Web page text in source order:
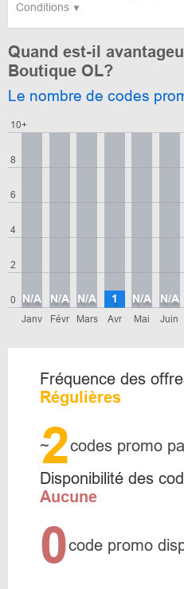
Conditions
Quand est-il
Boutique OL?
Le nombre de codes
0
2
4
6
8
10+
Janv
N/A
Févr
N/A
Mars
N/A
Avr
1
Mai
N/A
Juin
N/A
Fréquence des
Régulières
~
2codes promo
Disponibilité des
Aucune
0code promo